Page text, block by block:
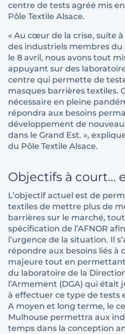
centre de tests agréé mis
Pôle Textile Alsace.
« Au cœur de la crise, suite
des industriels membres du
le 8 avril, nous avons tout
appuyant sur des
centre qui permette de
masques barrières textiles.
nécessaire en pleine
répondra aux besoins
développement de
dans le Grand Est. »,
du Pôle Textile Alsace.
Objectifs à court…
L’objectif actuel est de
textiles de mettre plus de
barrières sur le marché,
spécification de l’AFNOR
l’urgence de la situation. Il
répondre aux besoins liés à
majeure tout en
du laboratoire de la
l’Armement (DGA) qui était
à effectuer ce type de tests
A moyen et long terme, le
Mulhouse permettra aux
temps dans la conception